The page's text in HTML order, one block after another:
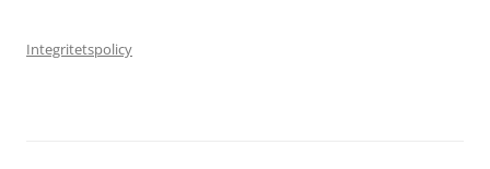
Integritetspolicy